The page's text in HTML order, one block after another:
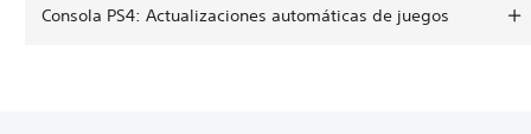
Consola PS4: Actualizaciones automáticas de juegos